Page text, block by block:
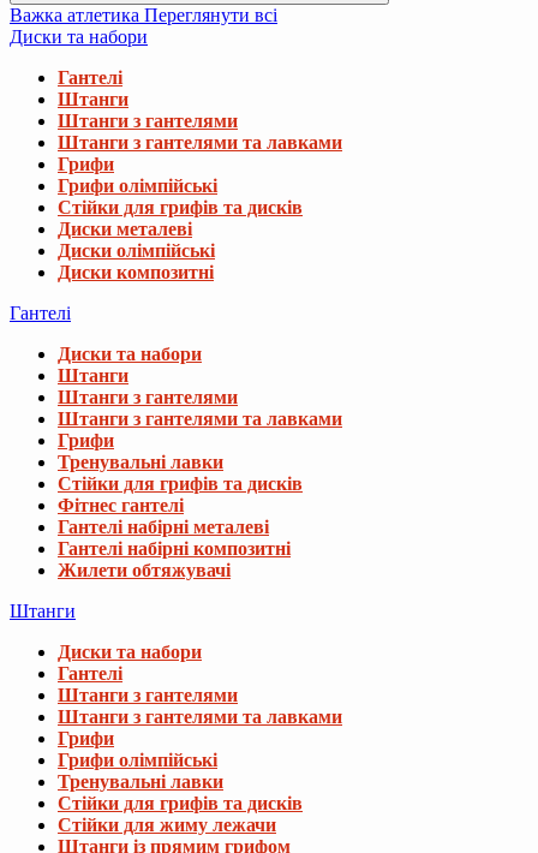
Важка атлетика Переглянути всі
Диски та набори
Гантелі
Штанги
Штанги з гантелями
Штанги з гантелями та лавками
Грифи
Грифи олімпійські
Стійки для грифів та дисків
Диски металеві
Диски олімпійські
Диски композитні
Гантелі
Диски та набори
Штанги
Штанги з гантелями
Штанги з гантелями та лавками
Грифи
Тренувальні лавки
Стійки для грифів та дисків
Фітнес гантелі
Гантелі набірні металеві
Гантелі набірні композитні
Жилети обтяжувачі
Штанги
Диски та набори
Гантелі
Штанги з гантелями
Штанги з гантелями та лавками
Грифи
Грифи олімпійські
Тренувальні лавки
Стійки для грифів та дисків
Стійки для жиму лежачи
Штанги із прямим грифом